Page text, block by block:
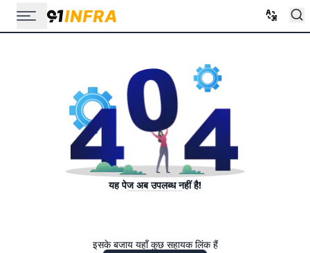
यह पेज अब उपलब्ध नहीं है!
इसके बजाय यहाँ कुछ सहायक लिंक हैं